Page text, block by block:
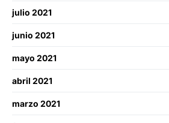
julio 2021
junio 2021
mayo 2021
abril 2021
marzo 2021